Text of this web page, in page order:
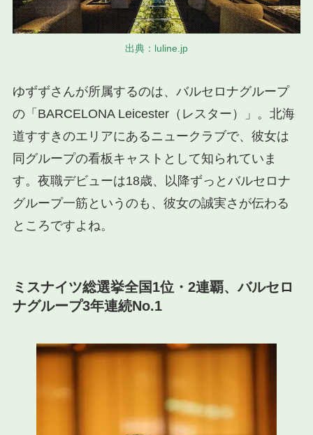
出典：luline.jp
ゆずずさんが所属するのは、バルセロナグループ
の「BARCELONA Leicester（レスター）」。北海
道すすきのエリアにあるニュークラブで、彼女は
同グループの看板キャストとして知られていま
す。夜職デビューは18歳、以降ずっとバルセロナ
グループ一筋というのも、彼女の誠実さが伝わる
ところですよね。
ミスナイツ総選挙全国1位・2連覇、バルセロ
ナグループ3年連続No.1